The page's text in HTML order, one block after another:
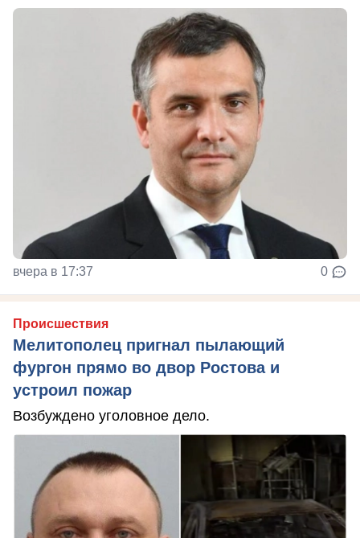
вчера в 17:37 0
Происшествия
Мелитополец пригнал пылающий
фургон прямо во двор Ростова и
устроил пожар
Возбуждено уголовное дело.